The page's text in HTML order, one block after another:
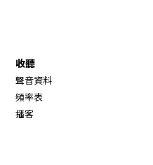
收聽
聲音資料
頻率表
播客